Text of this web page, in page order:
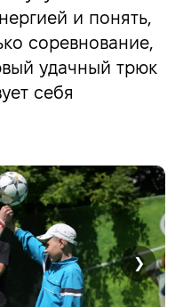
и понять,
соревнование,
удачный трюк
себя
❯